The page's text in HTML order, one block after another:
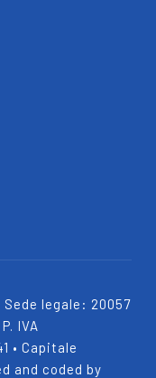
legale: 20057
IVA
• Capitale
and coded by